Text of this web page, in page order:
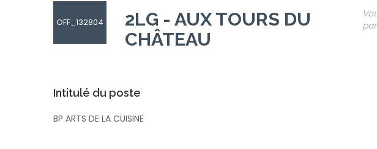
OFF_132804
2LG - AUX TOURS DU
CHÂTEAU
Intitulé du poste
BP ARTS DE LA CUISINE